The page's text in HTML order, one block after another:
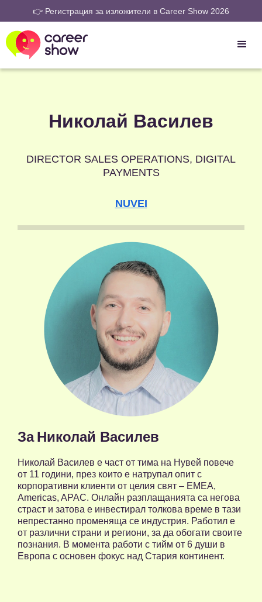
👉 Регистрация за изложители в Career Show 2026
Николай Василев
DIRECTOR SALES OPERATIONS, DIGITAL
PAYMENTS
NUVEI
За Николай Василев
Николай Василев е част от тима на Нувей повече
от 11 години, през които е натрупал опит с
корпоративни клиенти от целия свят – ЕМЕА,
Americas, APAC. Онлайн разплащанията са негова
страст и затова е инвестирал толкова време в тази
непрестанно променяща се индустрия. Работил е
от различни страни и региони, за да обогати своите
познания. В момента работи с тийм от 6 души в
Европа с основен фокус над Стария континент.